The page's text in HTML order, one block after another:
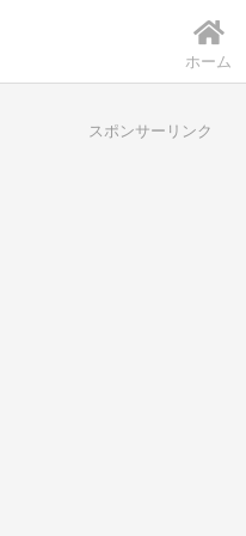
ホーム
スポンサーリンク